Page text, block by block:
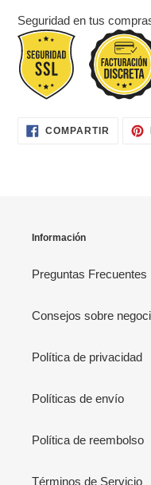
Seguridad en tus
COMPARTIR
Información
Preguntas Frecuentes
Consejos sobre
Política de privacidad
Políticas de envío
Política de reembolso
Términos de Servicio